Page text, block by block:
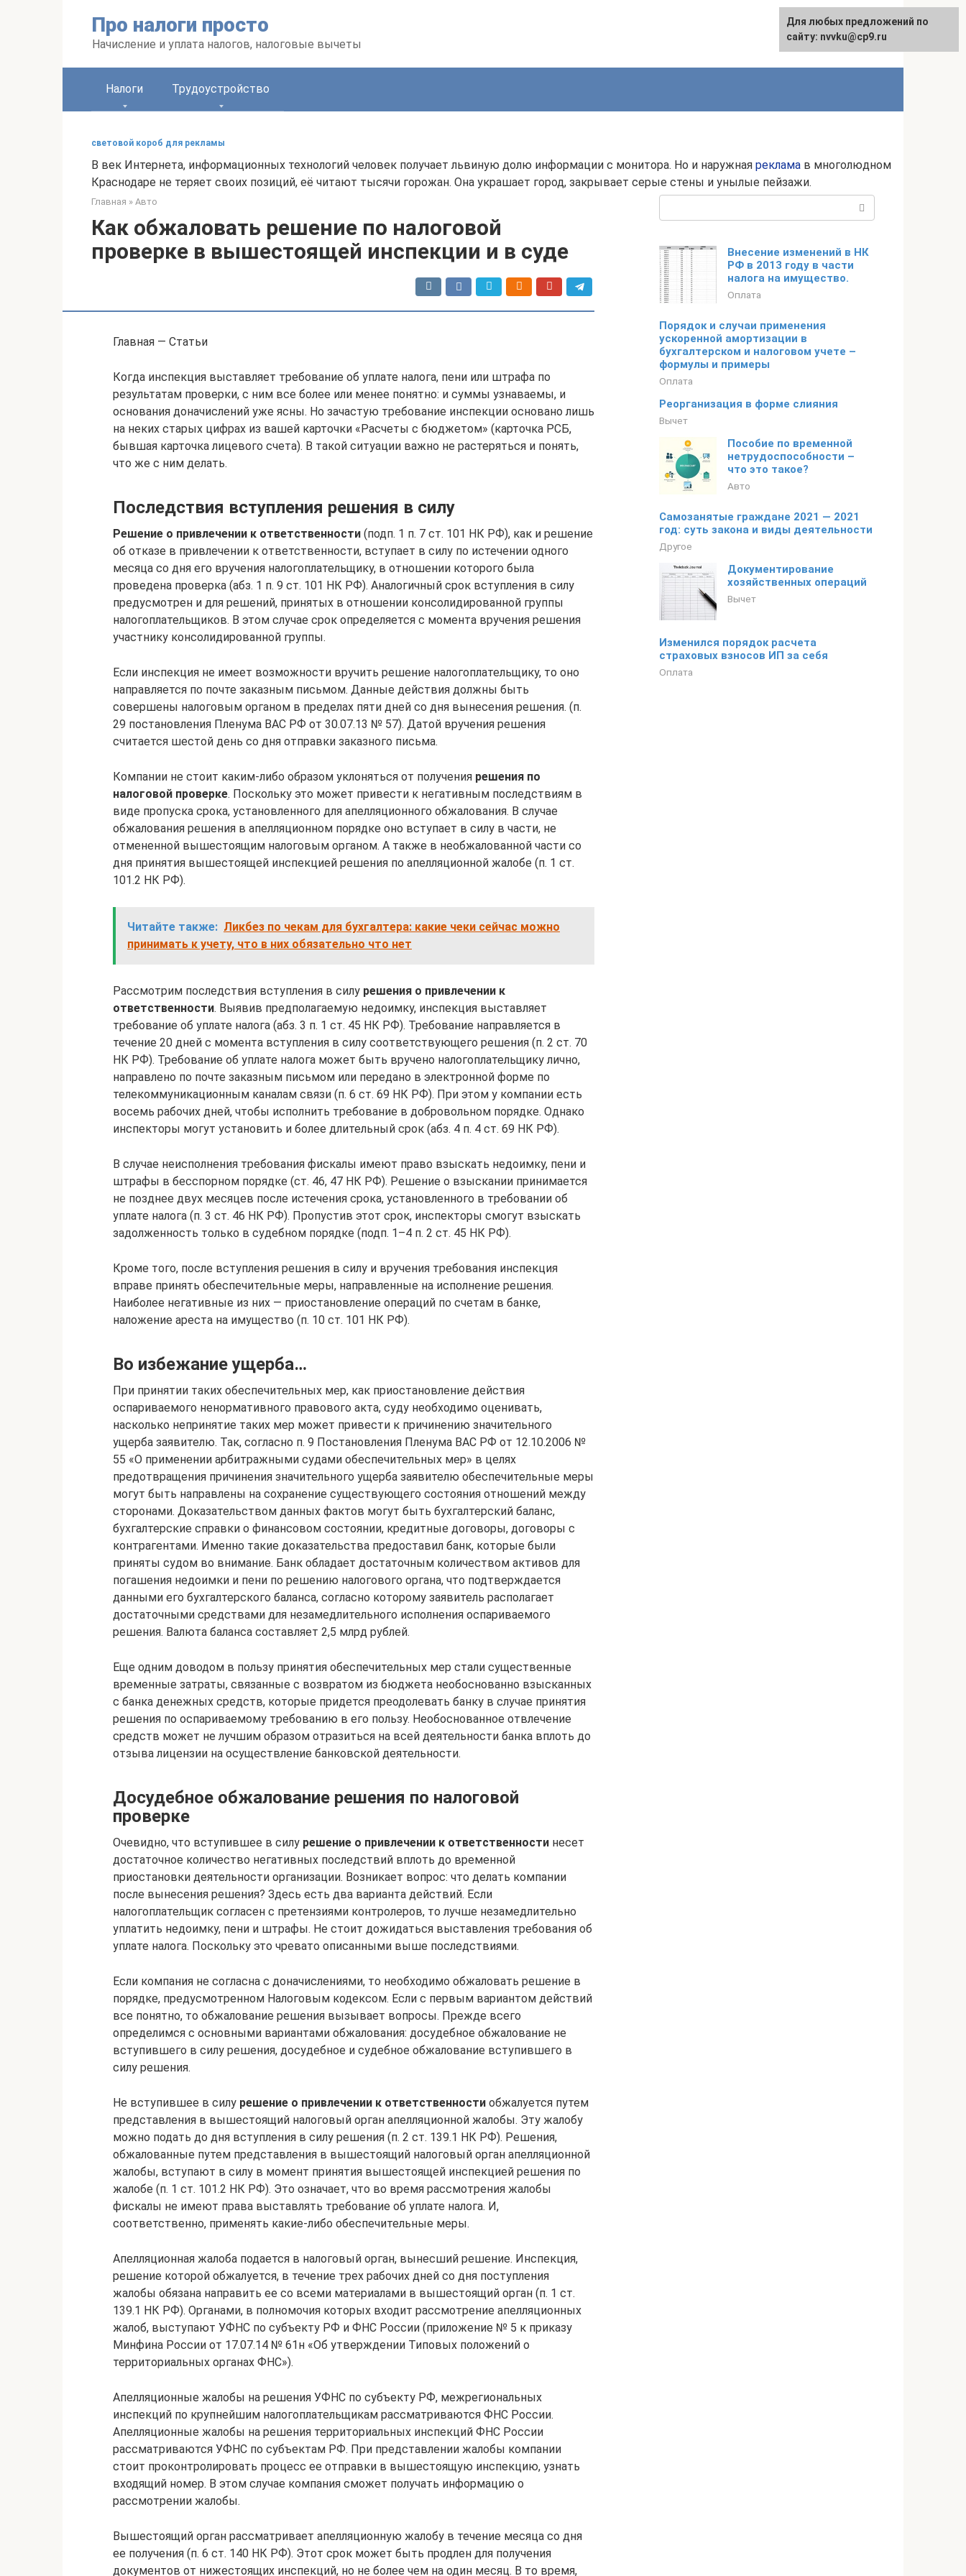
Про налоги просто
Начисление и уплата налогов, налоговые вычеты
English
Налоги Трудоустройство
световой короб для рекламы
В век Интернета, информационных технологий человек получает львиную долю информации с монитора. Но и наружная реклама в многолюдном
Краснодаре не теряет своих позиций, её читают тысячи горожан. Она украшает город, закрывает серые стены и унылые пейзажи.
Главная » Авто
Как обжаловать решение по налоговой
проверке в вышестоящей инспекции и в суде
Главная — Статьи
Когда инспекция выставляет требование об уплате налога, пени или штрафа по
результатам проверки, с ним все более или менее понятно: и суммы узнаваемы, и
основания доначислений уже ясны. Но зачастую требование инспекции основано лишь
на неких старых цифрах из вашей карточки «Расчеты с бюджетом» (карточка РСБ,
бывшая карточка лицевого счета). В такой ситуации важно не растеряться и понять,
что же с ним делать.
Последствия вступления решения в силу
Решение о привлечении к ответственности (подп. 1 п. 7 ст. 101 НК РФ), как и решение
об отказе в привлечении к ответственности, вступает в силу по истечении одного
месяца со дня его вручения налогоплательщику, в отношении которого была
проведена проверка (абз. 1 п. 9 ст. 101 НК РФ). Аналогичный срок вступления в силу
предусмотрен и для решений, принятых в отношении консолидированной группы
налогоплательщиков. В этом случае срок определяется с момента вручения решения
участнику консолидированной группы.
Если инспекция не имеет возможности вручить решение налогоплательщику, то оно
направляется по почте заказным письмом. Данные действия должны быть
совершены налоговым органом в пределах пяти дней со дня вынесения решения. (п.
29 постановления Пленума ВАС РФ от 30.07.13 № 57). Датой вручения решения
считается шестой день со дня отправки заказного письма.
Компании не стоит каким-либо образом уклоняться от получения решения по
налоговой проверке. Поскольку это может привести к негативным последствиям в
виде пропуска срока, установленного для апелляционного обжалования. В случае
обжалования решения в апелляционном порядке оно вступает в силу в части, не
отмененной вышестоящим налоговым органом. А также в необжалованной части со
дня принятия вышестоящей инспекцией решения по апелляционной жалобе (п. 1 ст.
101.2 НК РФ).
Читайте также: Ликбез по чекам для бухгалтера: какие чеки сейчас можно
принимать к учету, что в них обязательно что нет
Рассмотрим последствия вступления в силу решения о привлечении к
ответственности. Выявив предполагаемую недоимку, инспекция выставляет
требование об уплате налога (абз. 3 п. 1 ст. 45 НК РФ). Требование направляется в
течение 20 дней с момента вступления в силу соответствующего решения (п. 2 ст. 70
НК РФ). Требование об уплате налога может быть вручено налогоплательщику лично,
направлено по почте заказным письмом или передано в электронной форме по
телекоммуникационным каналам связи (п. 6 ст. 69 НК РФ). При этом у компании есть
восемь рабочих дней, чтобы исполнить требование в добровольном порядке. Однако
инспекторы могут установить и более длительный срок (абз. 4 п. 4 ст. 69 НК РФ).
В случае неисполнения требования фискалы имеют право взыскать недоимку, пени и
штрафы в бесспорном порядке (ст. 46, 47 НК РФ). Решение о взыскании принимается
не позднее двух месяцев после истечения срока, установленного в требовании об
уплате налога (п. 3 ст. 46 НК РФ). Пропустив этот срок, инспекторы смогут взыскать
задолженность только в судебном порядке (подп. 1–4 п. 2 ст. 45 НК РФ).
Кроме того, после вступления решения в силу и вручения требования инспекция
вправе принять обеспечительные меры, направленные на исполнение решения.
Наиболее негативные из них — приостановление операций по счетам в банке,
наложение ареста на имущество (п. 10 ст. 101 НК РФ).
Во избежание ущерба…
При принятии таких обеспечительных мер, как приостановление действия
оспариваемого ненормативного правового акта, суду необходимо оценивать,
насколько непринятие таких мер может привести к причинению значительного
ущерба заявителю. Так, согласно п. 9 Постановления Пленума ВАС РФ от 12.10.2006 №
55 «О применении арбитражными судами обеспечительных мер» в целях
предотвращения причинения значительного ущерба заявителю обеспечительные меры
могут быть направлены на сохранение существующего состояния отношений между
сторонами. Доказательством данных фактов могут быть бухгалтерский баланс,
бухгалтерские справки о финансовом состоянии, кредитные договоры, договоры с
контрагентами. Именно такие доказательства предоставил банк, которые были
приняты судом во внимание. Банк обладает достаточным количеством активов для
погашения недоимки и пени по решению налогового органа, что подтверждается
данными его бухгалтерского баланса, согласно которому заявитель располагает
достаточными средствами для незамедлительного исполнения оспариваемого
решения. Валюта баланса составляет 2,5 млрд рублей.
Еще одним доводом в пользу принятия обеспечительных мер стали существенные
временные затраты, связанные с возвратом из бюджета необоснованно взысканных
с банка денежных средств, которые придется преодолевать банку в случае принятия
решения по оспариваемому требованию в его пользу. Необоснованное отвлечение
средств может не лучшим образом отразиться на всей деятельности банка вплоть до
отзыва лицензии на осуществление банковской деятельности.
Досудебное обжалование решения по налоговой
проверке
Очевидно, что вступившее в силу решение о привлечении к ответственности несет
достаточное количество негативных последствий вплоть до временной
приостановки деятельности организации. Возникает вопрос: что делать компании
после вынесения решения? Здесь есть два варианта действий. Если
налогоплательщик согласен с претензиями контролеров, то лучше незамедлительно
уплатить недоимку, пени и штрафы. Не стоит дожидаться выставления требования об
уплате налога. Поскольку это чревато описанными выше последствиями.
Если компания не согласна с доначислениями, то необходимо обжаловать решение в
порядке, предусмотренном Налоговым кодексом. Если с первым вариантом действий
все понятно, то обжалование решения вызывает вопросы. Прежде всего
определимся с основными вариантами обжалования: досудебное обжалование не
вступившего в силу решения, досудебное и судебное обжалование вступившего в
силу решения.
Не вступившее в силу решение о привлечении к ответственности обжалуется путем
представления в вышестоящий налоговый орган апелляционной жалобы. Эту жалобу
можно подать до дня вступления в силу решения (п. 2 ст. 139.1 НК РФ). Решения,
обжалованные путем представления в вышестоящий налоговый орган апелляционной
жалобы, вступают в силу в момент принятия вышестоящей инспекцией решения по
жалобе (п. 1 ст. 101.2 НК РФ). Это означает, что во время рассмотрения жалобы
фискалы не имеют права выставлять требование об уплате налога. И,
соответственно, применять какие-либо обеспечительные меры.
Апелляционная жалоба подается в налоговый орган, вынесший решение. Инспекция,
решение которой обжалуется, в течение трех рабочих дней со дня поступления
жалобы обязана направить ее со всеми материалами в вышестоящий орган (п. 1 ст.
139.1 НК РФ). Органами, в полномочия которых входит рассмотрение апелляционных
жалоб, выступают УФНС по субъекту РФ и ФНС России (приложение № 5 к приказу
Минфина России от 17.07.14 № 61н «Об утверждении Типовых положений о
территориальных органах ФНС»).
Апелляционные жалобы на решения УФНС по субъекту РФ, межрегиональных
инспекций по крупнейшим налогоплательщикам рассматриваются ФНС России.
Апелляционные жалобы на решения территориальных инспекций ФНС России
рассматриваются УФНС по субъектам РФ. При представлении жалобы компании
стоит проконтролировать процесс ее отправки в вышестоящую инспекцию, узнать
входящий номер. В этом случае компания сможет получать информацию о
рассмотрении жалобы.
Вышестоящий орган рассматривает апелляционную жалобу в течение месяца со дня
ее получения (п. 6 ст. 140 НК РФ). Этот срок может быть продлен для получения
документов от нижестоящих инспекций, но не более чем на один месяц. В то время,
Внесение изменений в НК
РФ в 2013 году в части
налога на имущество.
Оплата
Порядок и случаи применения
ускоренной амортизации в
бухгалтерском и налоговом учете –
формулы и примеры
Оплата
Реорганизация в форме слияния
Вычет
Пособие по временной
нетрудоспособности –
что это такое?
Авто
Самозанятые граждане 2021 — 2021
год: суть закона и виды деятельности
Другое
Документирование
хозяйственных операций
Вычет
Изменился порядок расчета
страховых взносов ИП за себя
Оплата
Для любых предложений по
сайту: nvvku@cp9.ru